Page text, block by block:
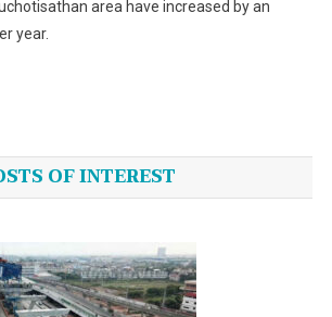
area have increased by an
year.
OF INTEREST